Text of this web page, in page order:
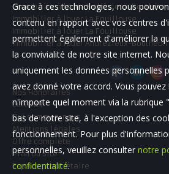
Immobilier à louer Andrézieux-Bouthéon
Immobilier à louer La Fouillouse
Immobilier à louer La Fouillouse
Immobilier à louer Andrézieux-Bouthéon
Nos Honoraires
CONTACT
Qui sommes-nous
Mentions légales
Offre complète
Plan du site
Espace propriétaire
Grace à ces technologies, nous
contenu en rapport avec vos centres
permettent également d'améliorer la
la convivialité de notre site internet.
uniquement les données personnelles
avez donné votre accord. Vous
n'importe quel moment via la rubrique
bas de notre site, à l'exception des
fonctionnement. Pour plus
personnelles, veuillez consulter notre
confidentialité.